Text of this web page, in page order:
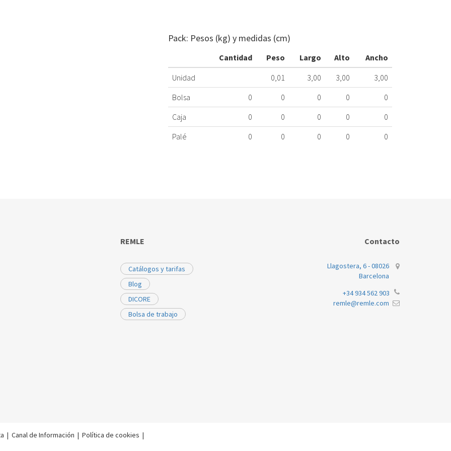
Pack: Pesos (kg) y medidas (cm)
Cantidad Peso Largo Alto
Ancho
Unidad
0,01 3,00 3,00
3,00
Bolsa
0 0 0 0
0
Caja
0 0 0 0
0
Palé
0 0 0 0 0
REMLE
Catálogos y tarifas
Blog
DICORE
Bolsa de trabajo
Contacto
Llagostera, 6 - 08026
Barcelona
+34 934 562 903
remle@remle.com
| Canal de Información | Política de cookies |